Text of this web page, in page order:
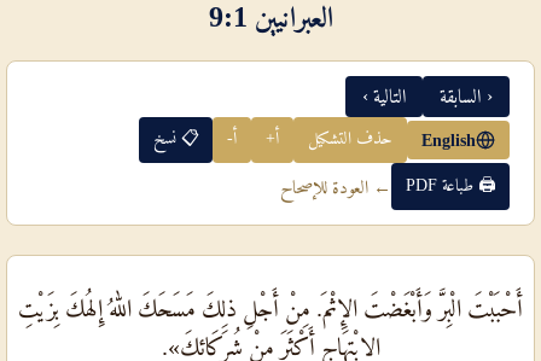
العبرانيين 1‏:‏9
‹ السابقة التالية ›
English حذف التشكيل أ+ أ- 📋 نسخ
🖨 طباعة PDF ← العودة للإصحاح
أَحْبَبْتَ الْبِرَّ وَأَبْغَضْتَ الإِثْمَ. مِنْ أَجْلِ ذلِكَ مَسَحَكَ اللهُ إِلهُكَ بِزَيْتِ
الابْتِهَاجِ أَكْثَرَ مِنْ شُرَكَائِكَ».